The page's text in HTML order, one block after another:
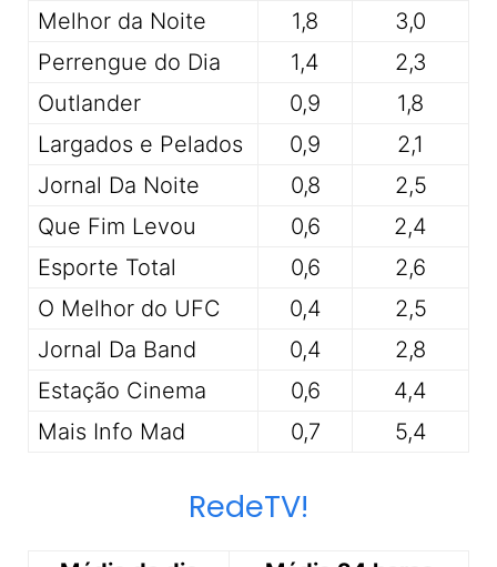
Melhor da Noite
1,8
3,0
Perrengue do Dia
1,4
2,3
Outlander
0,9
1,8
Largados e Pelados
0,9
2,1
Jornal Da Noite
0,8
2,5
Que Fim Levou
0,6
2,4
Esporte Total
0,6
2,6
O Melhor do UFC
0,4
2,5
Jornal Da Band
0,4
2,8
Estação Cinema
0,6
4,4
Mais Info Mad
0,7 5,4
RedeTV!